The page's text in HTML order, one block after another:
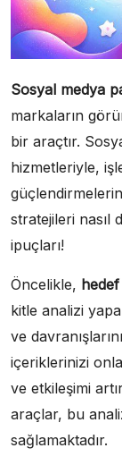
Sosyal medya
markaların
bir araçtır.
hizmetleriyle,
stratejileri nasıl
ipuçları!
Öncelikle,
kitle analizi
ve
içeriklerinizi
ve etkileşimi
araçlar, bu
sağlamaktadır.